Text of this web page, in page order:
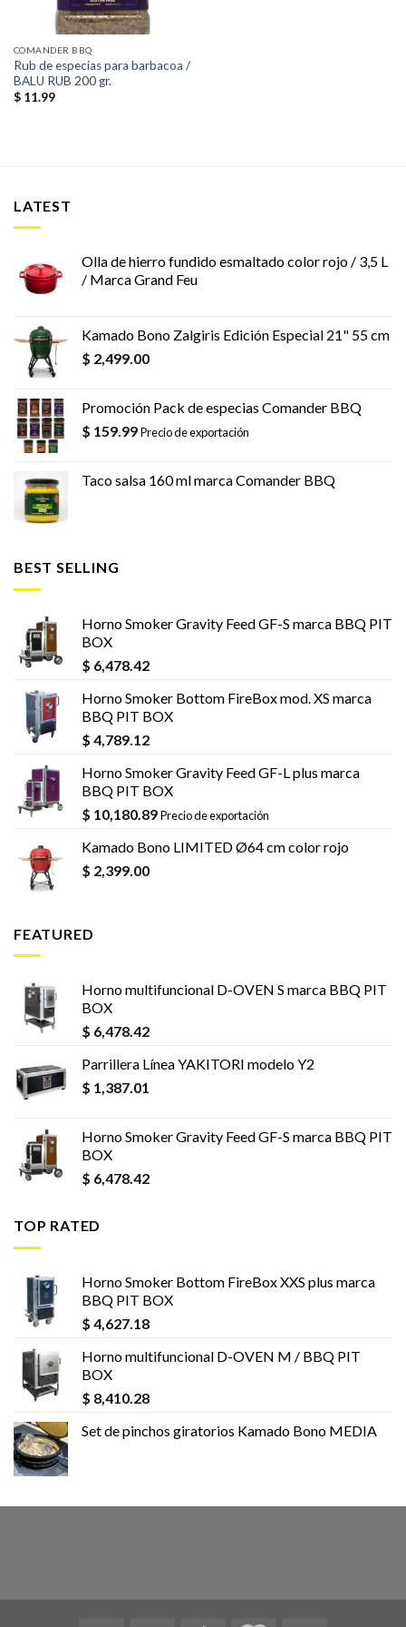
COMANDER BBQ
Rub de especias para barbacoa /
BALU RUB 200 gr.
$11.99
LATEST
Olla de hierro fundido esmaltado color rojo / 3,5 L
/ Marca Grand Feu
Kamado Bono Zalgiris Edición Especial 21" 55 cm
$ 2,499.00
Promoción Pack de especias Comander BBQ
$ 159.99Precio de exportación
Taco salsa 160 ml marca Comander BBQ
BEST SELLING
Horno Smoker Gravity Feed GF-S marca BBQ PIT
BOX
$ 6,478.42
Horno Smoker Bottom FireBox mod. XS marca
BBQ PIT BOX
$ 4,789.12
Horno Smoker Gravity Feed GF-L plus marca
BBQ PIT BOX
$ 10,180.89Precio de exportación
Kamado Bono LIMITED Ø64 cm color rojo
$ 2,399.00
FEATURED
Horno multifuncional D-OVEN S marca BBQ PIT
BOX
$ 6,478.42
Parrillera Línea YAKITORI modelo Y2
$ 1,387.01
Horno Smoker Gravity Feed GF-S marca BBQ PIT
BOX
$ 6,478.42
TOP RATED
Horno Smoker Bottom FireBox XXS plus marca
BBQ PIT BOX
$ 4,627.18
Horno multifuncional D-OVEN M / BBQ PIT
BOX
$ 8,410.28
Set de pinchos giratorios Kamado Bono MEDIA